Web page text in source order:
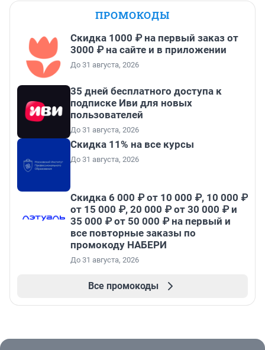
ПРОМОКОДЫ
Скидка 1000 ₽ на первый заказ от
3000 ₽ на сайте и в приложении
До 31 августа, 2026
35 дней бесплатного доступа к
подписке Иви для новых
пользователей
До 31 августа, 2026
Скидка 11% на все курсы
До 31 августа, 2026
Скидка 6 000 ₽ от 10 000 ₽, 10 000 ₽
от 15 000 ₽, 20 000 ₽ от 30 000 ₽ и
35 000 ₽ от 50 000 ₽ на первый и
все повторные заказы по
промокоду НАБЕРИ
До 31 августа, 2026
Все промокоды